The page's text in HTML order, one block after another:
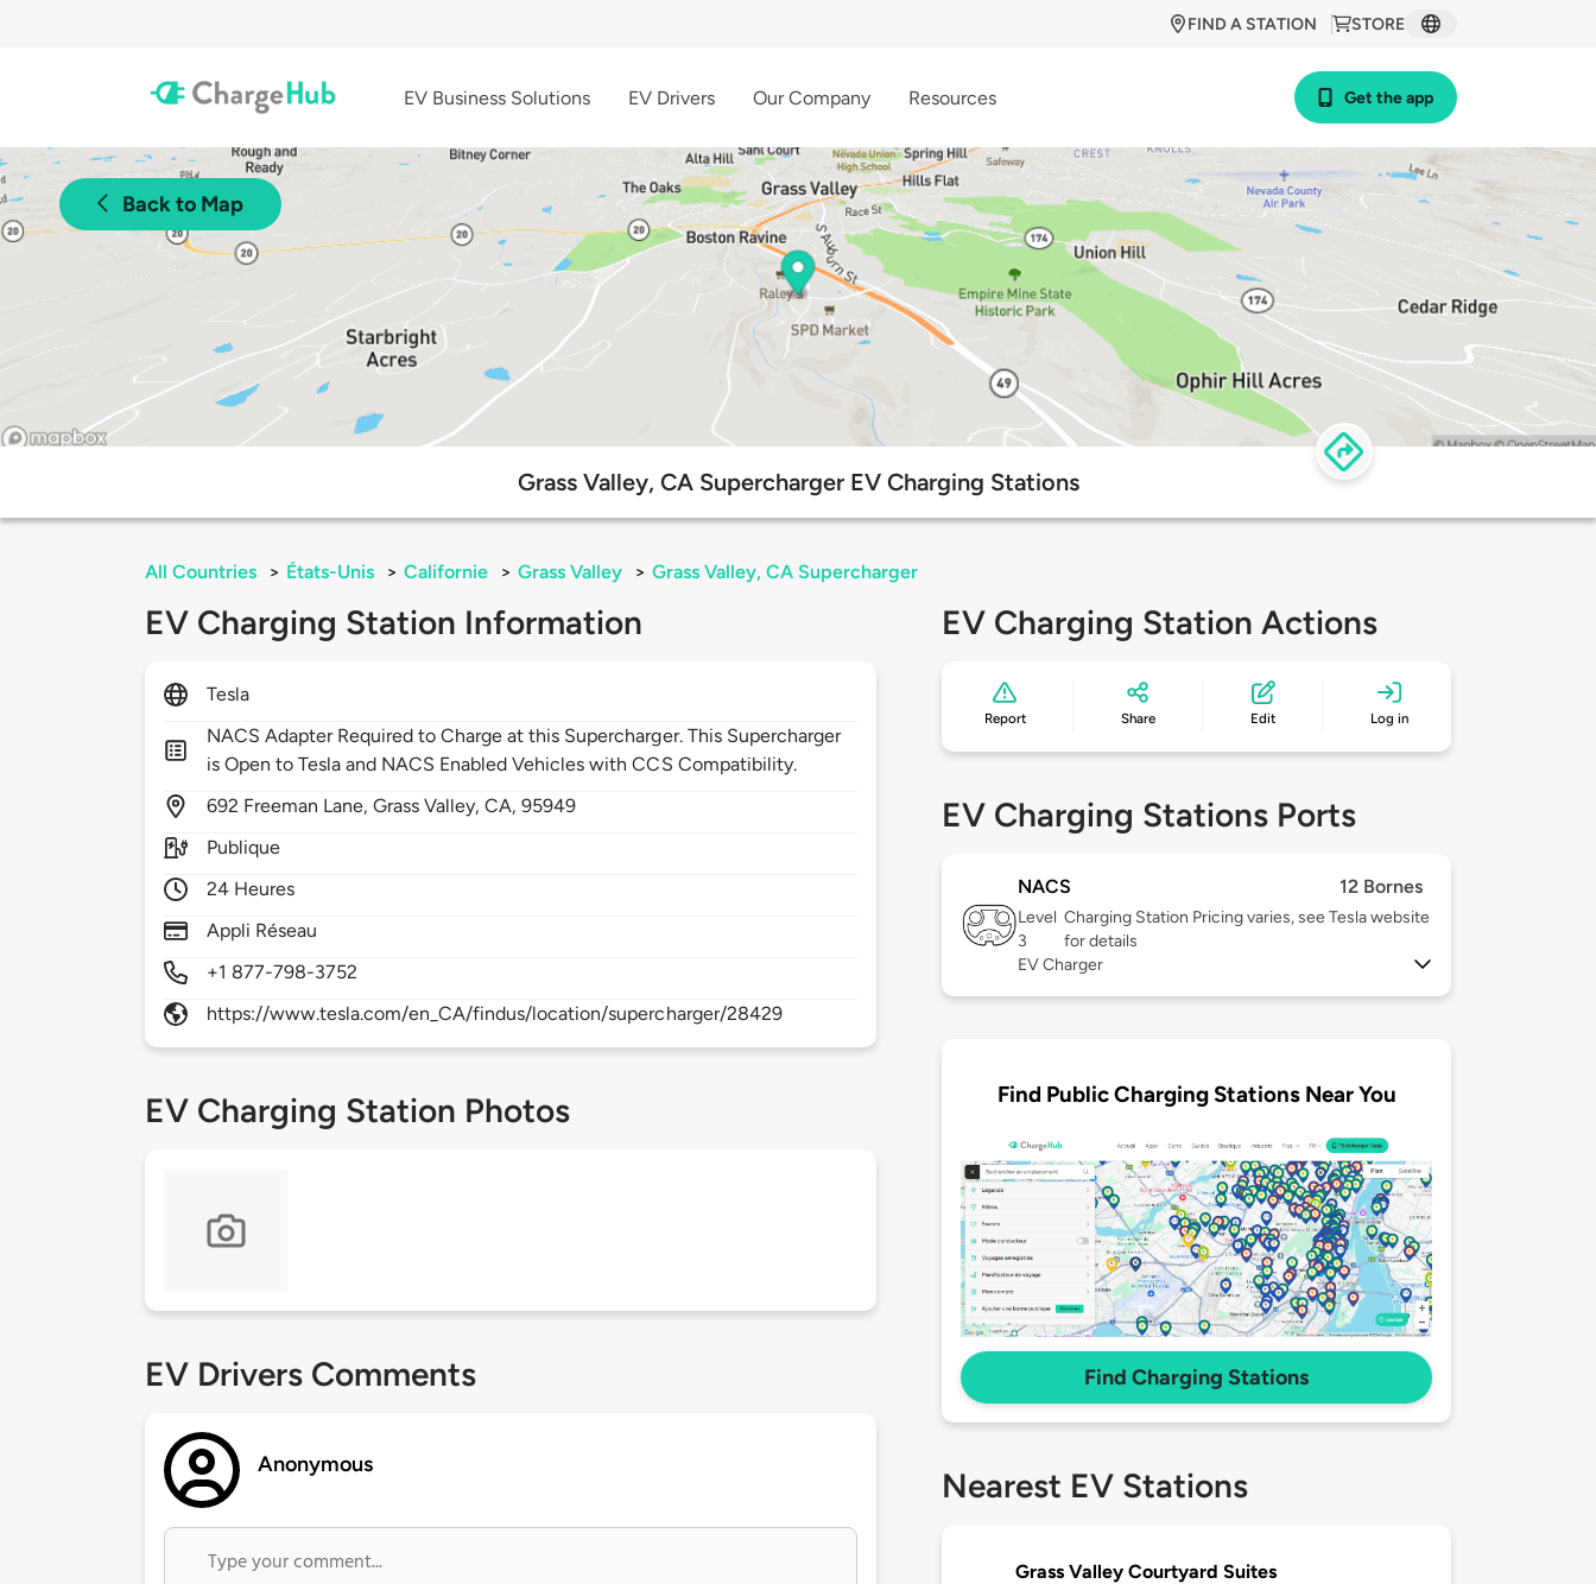
STORE
FIND A STATION
EV Business Solutions EV Drivers Our Company Resources Get the app
Back to Map
Grass Valley, CA Supercharger EV Charging Stations
All Countries > États-Unis > Californie > Grass Valley > Grass Valley, CA Supercharger
EV Charging Station Information
Tesla
NACS Adapter Required to Charge at this Supercharger. This Supercharger
is Open to Tesla and NACS Enabled Vehicles with CCS Compatibility.
692 Freeman Lane,Grass Valley,CA,95949
Publique
24 Heures
Appli Réseau
+1 877-798-3752
https://www.tesla.com/en_CA/findus/location/supercharger/28429
EV Charging Station Photos
EV Drivers Comments
Anonymous
EV Charging Station Actions
Report Share Edit Log in
EV Charging Stations Ports
NACS 12 Bornes
Level
3
Charging Station Pricing varies, see Tesla website
for details
EV Charger
Find Public Charging Stations Near You
Find Charging Stations
Nearest EV Stations
Grass Valley Courtyard Suites